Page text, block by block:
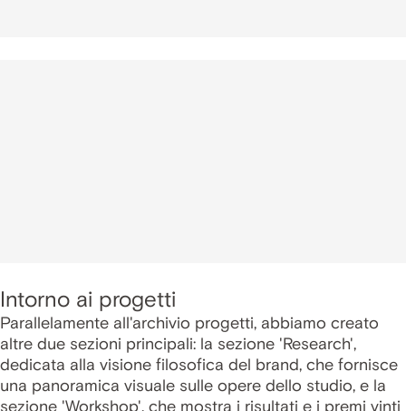
Intorno ai progetti
Parallelamente all'archivio progetti, abbiamo creato
altre due sezioni principali: la sezione 'Research',
dedicata alla visione filosofica del brand, che fornisce
una panoramica visuale sulle opere dello studio, e la
sezione 'Workshop', che mostra i risultati e i premi vinti